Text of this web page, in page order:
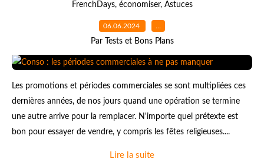
FrenchDays, économiser, Astuces
06.06.2024 …
Par Tests et Bons Plans
Les promotions et périodes commerciales se sont multipliées ces
dernières années, de nos jours quand une opération se termine
une autre arrive pour la remplacer. N'importe quel prétexte est
bon pour essayer de vendre, y compris les fêtes religieuses....
Lire la suite